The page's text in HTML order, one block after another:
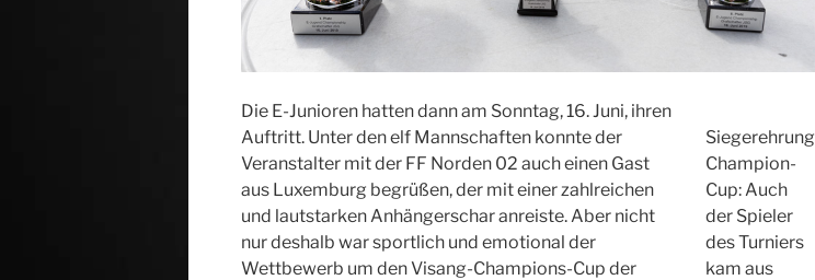
Siegerehrung
Champion-
Cup: Auch
der Spieler
des Turniers
kam aus
Die E-Junioren hatten dann am Sonntag, 16. Juni, ihren
Auftritt. Unter den elf Mannschaften konnte der
Veranstalter mit der FF Norden 02 auch einen Gast
aus Luxemburg begrüßen, der mit einer zahlreichen
und lautstarken Anhängerschar anreiste. Aber nicht
nur deshalb war sportlich und emotional der
Wettbewerb um den Visang-Champions-Cup der